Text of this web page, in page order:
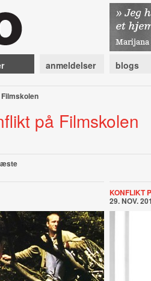
anmeldelser blogs
på Filmskolen
KONFLIKT
29. NOV.